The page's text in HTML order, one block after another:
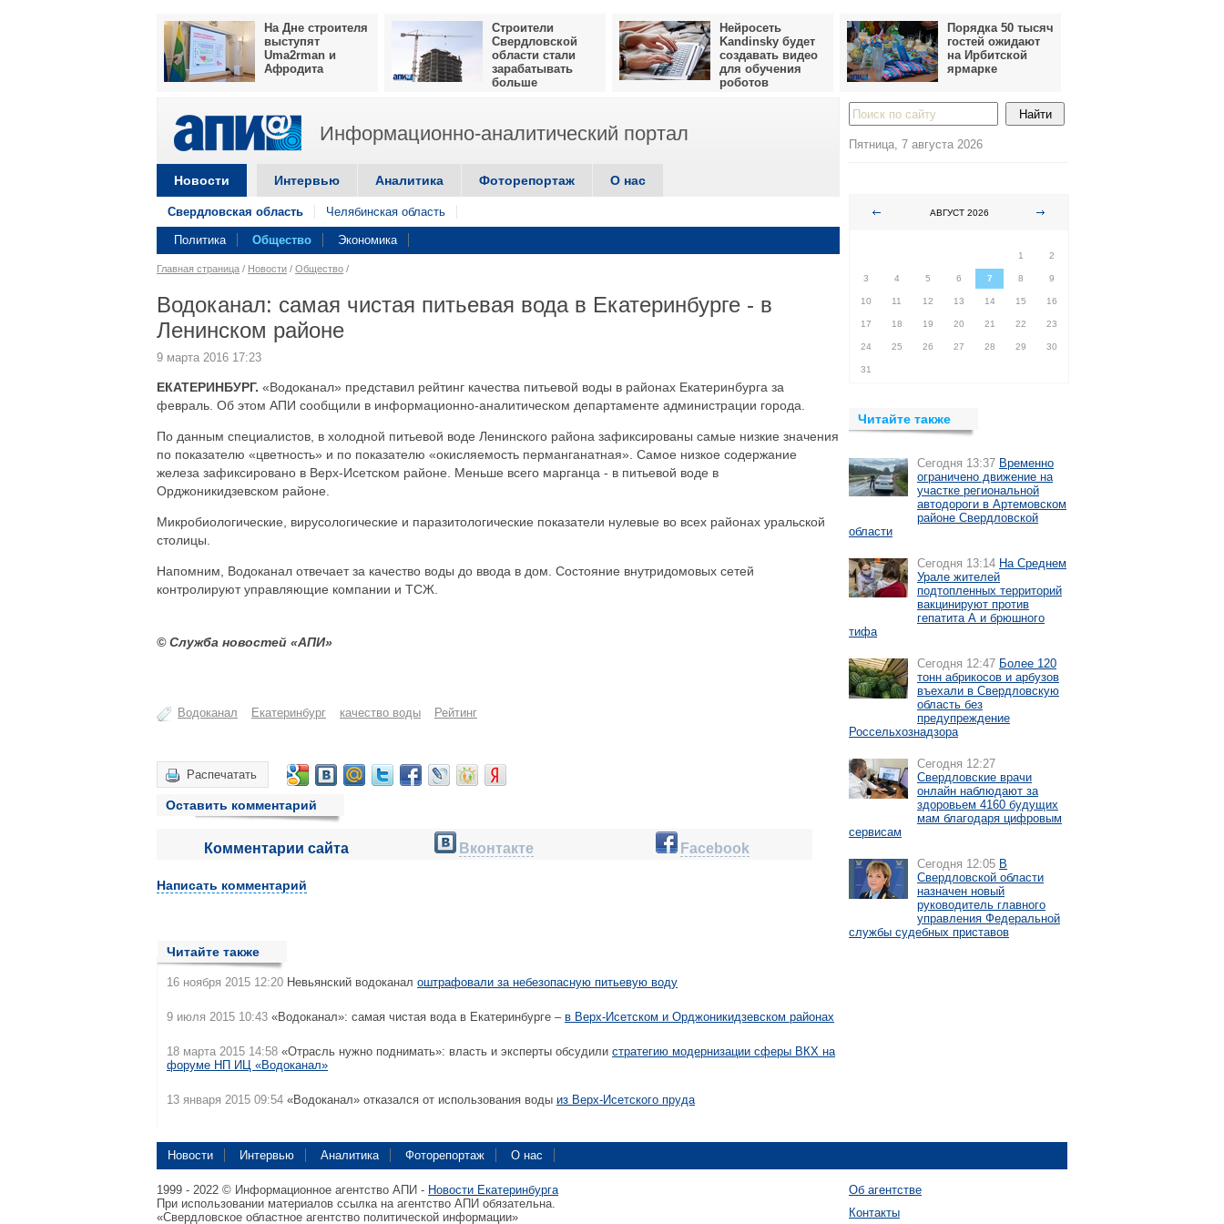
На Дне строителя
выступят
Uma2rman и
Афродита
Строители
Свердловской
области стали
зарабатывать
больше
Нейросеть
Kandinsky будет
создавать видео
для обучения
роботов
Порядка 50 тысяч
гостей ожидают
на Ирбитской
ярмарке
Информационно-аналитический портал
Новости Интервью Аналитика Фоторепортаж О нас
Свердловская область Челябинская область
Политика Общество Экономика
Главная страница / Новости / Общество /
Водоканал: самая чистая питьевая вода в Екатеринбурге - в
Ленинском районе
9 марта 2016 17:23
ЕКАТЕРИНБУРГ. «Водоканал» представил рейтинг качества питьевой воды в районах Екатеринбурга за
февраль. Об этом АПИ сообщили в информационно-аналитическом департаменте администрации города.
По данным специалистов, в холодной питьевой воде Ленинского района зафиксированы самые низкие значения
по показателю «цветность» и по показателю «окисляемость перманганатная». Самое низкое содержание
железа зафиксировано в Верх-Исетском районе. Меньше всего марганца - в питьевой воде в
Орджоникидзевском районе.
Микробиологические, вирусологические и паразитологические показатели нулевые во всех районах уральской
столицы.
Напомним, Водоканал отвечает за качество воды до ввода в дом. Состояние внутридомовых сетей
контролируют управляющие компании и ТСЖ.
© Служба новостей «АПИ»
Водоканал Екатеринбург качество воды Рейтинг
Распечатать
Оставить комментарий
Комментарии сайта Вконтакте Facebook
Написать комментарий
Читайте также
16 ноября 2015 12:20 Невьянский водоканал оштрафовали за небезопасную питьевую воду
9 июля 2015 10:43 «Водоканал»: самая чистая вода в Екатеринбурге – в Верх-Исетском и Орджоникидзевском районах
18 марта 2015 14:58 «Отрасль нужно поднимать»: власть и эксперты обсудили стратегию модернизации сферы ВКХ на
форуме НП ИЦ «Водоканал»
13 января 2015 09:54 «Водоканал» отказался от использования воды из Верх-Исетского пруда
Пятница, 7 августа 2026
АВГУСТ 2026
1
2
3 4 5 6 7 8 9
10 11 12 13 14 15 16
17 18 19 20 21 22 23
24 25 26 27 28 29 30
31
Читайте также
Сегодня 13:37 Временно
ограничено движение на
участке региональной
автодороги в Артемовском
районе Свердловской
области
Сегодня 13:14 На Среднем
Урале жителей
подтопленных территорий
вакцинируют против
гепатита А и брюшного
тифа
Сегодня 12:47 Более 120
тонн абрикосов и арбузов
въехали в Свердловскую
область без
предупреждение
Россельхознадзора
Сегодня 12:27
Свердловские врачи
онлайн наблюдают за
здоровьем 4160 будущих
мам благодаря цифровым
сервисам
Сегодня 12:05 В
Свердловской области
назначен новый
руководитель главного
управления Федеральной
службы судебных приставов
Новости Интервью Аналитика Фоторепортаж О нас
1999 - 2022 © Информационное агентство АПИ - Новости Екатеринбурга
При использовании материалов ссылка на агентство АПИ обязательна.
«Свердловское областное агентство политической информации»
Об агентстве
Контакты